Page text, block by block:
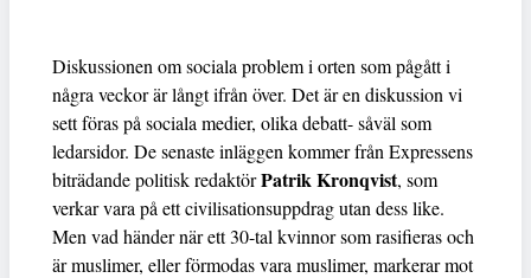
Diskussionen om sociala problem i orten som pågått i
några veckor är långt ifrån över. Det är en diskussion vi
sett föras på sociala medier, olika debatt- såväl som
ledarsidor. De senaste inläggen kommer från Expressens
biträdande politisk redaktörPatrik Kronqvist, som
verkar vara på ett civilisationsuppdrag utan dess like.
Men vad händer när ett 30-tal kvinnor som rasifieras och
är muslimer, eller förmodas vara muslimer, markerar mot